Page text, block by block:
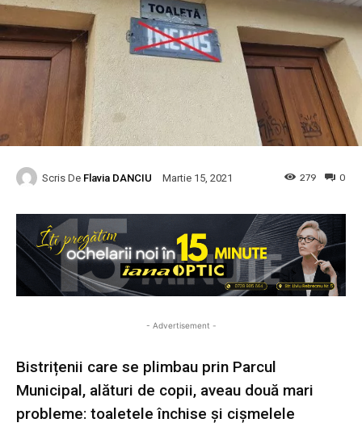
Scris De Flavia DANCIU Martie 15, 2021 0
279
- Advertisement -
Bistrițenii care se plimbau prin Parcul
Municipal, alături de copii, aveau două mari
probleme: toaletele închise și cișmelele